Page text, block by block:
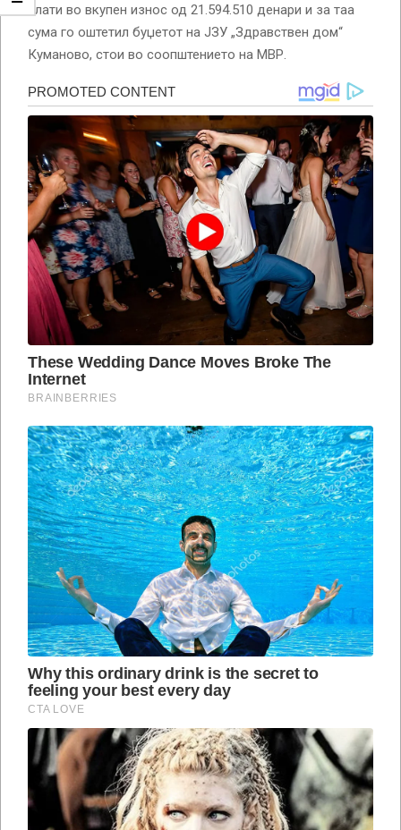
плати во вкупен износ од 21.594.510 денари и за таа
сума го оштетил буџетот на ЈЗУ „Здравствен дом“
Куманово, стои во соопштението на МВР.